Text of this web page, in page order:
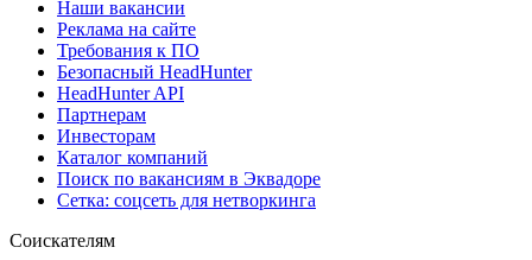
Наши вакансии
Реклама на сайте
Требования к ПО
Безопасный HeadHunter
HeadHunter API
Партнерам
Инвесторам
Каталог компаний
Поиск по вакансиям в Эквадоре
Сетка: соцсеть для нетворкинга
Соискателям